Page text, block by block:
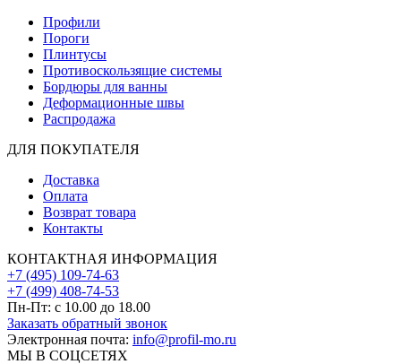
Профили
Пороги
Плинтусы
Противоскользящие системы
Бордюры для ванны
Деформационные швы
Распродажа
ДЛЯ ПОКУПАТЕЛЯ
Доставка
Оплата
Возврат товара
Контакты
КОНТАКТНАЯ ИНФОРМАЦИЯ
+7 (495) 109-74-63
+7 (499) 408-74-53
Пн-Пт: с 10.00 до 18.00
Заказать обратный звонок
Электронная почта: info@profil-mo.ru
МЫ В СОЦСЕТЯХ